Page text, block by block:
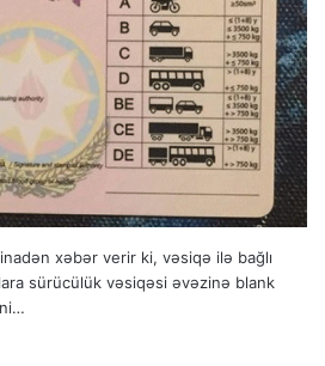
xəbər verir ki, vəsiqə ilə bağlı
sürücülük vəsiqəsi əvəzinə blank